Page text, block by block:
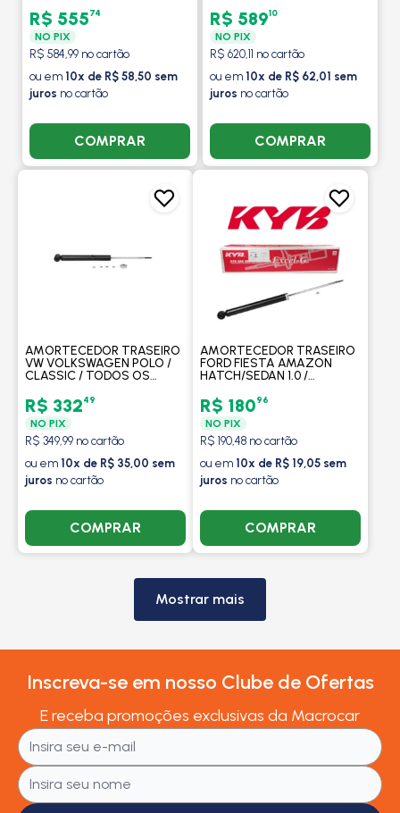
R$ 55574
NO PIX
R$ 584,99 no cartão
ou em 10x de R$ 58,50 sem
juros no cartão
COMPRAR
R$ 58910
NO PIX
R$ 620,11 no cartão
ou em 10x de R$ 62,01 sem
juros no cartão
COMPRAR
AMORTECEDOR TRASEIRO
VW VOLKSWAGEN POLO /
CLASSIC / TODOS OS
KAYABA
R$ 33249
NO PIX
R$ 349,99 no cartão
ou em 10x de R$ 35,00 sem
juros no cartão
COMPRAR
AMORTECEDOR TRASEIRO
FORD FIESTA AMAZON
HATCH/SEDAN 1.0 /
(EXCETO NEW FIESTA) /
2003 A 2014 - KAYABA
R$ 18096
NO PIX
R$ 190,48 no cartão
ou em 10x de R$ 19,05 sem
juros no cartão
COMPRAR
Mostrar mais
Inscreva-se em nosso Clube de Ofertas
E receba promoções exclusivas da Macrocar